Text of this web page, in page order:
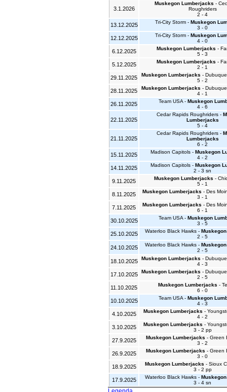
3.1.2026
Muskegon Lumberjacks -
Roughriders
2 - 4
13.12.2025 Tri-City Storm - Muskegon
3 - 0
12.12.2025 Tri-City Storm - Muskegon
4 - 0
6.12.2025 Muskegon Lumberjacks -
5 - 3
5.12.2025 Muskegon Lumberjacks -
2 - 1
29.11.2025 Muskegon Lumberjacks -
5 - 2
28.11.2025 Muskegon Lumberjacks -
4 - 1
26.11.2025 Team USA - Muskegon
4 - 6
22.11.2025
Cedar Rapids Roughriders -
Lumberjacks
5 - 4
21.11.2025
Cedar Rapids Roughriders -
Lumberjacks
6 - 2
15.11.2025 Madison Capitols - Muskegon
4 - 2
14.11.2025 Madison Capitols - Muskegon
2 - 3 sn
9.11.2025 Muskegon Lumberjacks -
5 - 1
8.11.2025 Muskegon Lumberjacks - Des
3 - 1
7.11.2025 Muskegon Lumberjacks - Des
6 - 1
30.10.2025 Team USA - Muskegon
3 - 5
25.10.2025 Waterloo Black Hawks -
2 - 5
24.10.2025 Waterloo Black Hawks -
2 - 5
18.10.2025 Muskegon Lumberjacks -
4 - 3
17.10.2025 Muskegon Lumberjacks -
2 - 5
11.10.2025 Muskegon Lumberjacks -
6 - 0
10.10.2025 Team USA - Muskegon
4 - 3
4.10.2025 Muskegon Lumberjacks -
4 - 2
3.10.2025 Muskegon Lumberjacks -
3 - 2 pp
27.9.2025 Muskegon Lumberjacks - Green
3 - 2
26.9.2025 Muskegon Lumberjacks - Green
3 - 0
18.9.2025 Muskegon Lumberjacks - Sioux
3 - 2 pp
17.9.2025 Waterloo Black Hawks -
3 - 4 sn